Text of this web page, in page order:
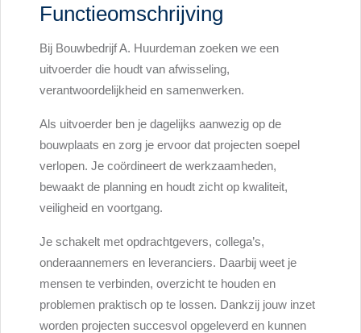
Functieomschrijving
Bij Bouwbedrijf A. Huurdeman zoeken we een
uitvoerder die houdt van afwisseling,
verantwoordelijkheid en samenwerken.
Als uitvoerder ben je dagelijks aanwezig op de
bouwplaats en zorg je ervoor dat projecten soepel
verlopen. Je coördineert de werkzaamheden,
bewaakt de planning en houdt zicht op kwaliteit,
veiligheid en voortgang.
Je schakelt met opdrachtgevers, collega’s,
onderaannemers en leveranciers. Daarbij weet je
mensen te verbinden, overzicht te houden en
problemen praktisch op te lossen. Dankzij jouw inzet
worden projecten succesvol opgeleverd en kunnen